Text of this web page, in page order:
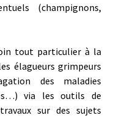
(champignons,
tout particulier à la
élagueurs grimpeurs
des maladies
via les outils de
sur des sujets